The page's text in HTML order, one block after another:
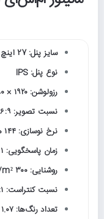
سایز پنل: 27 اینچ
نوع پنل: IPS
رزولوشن: ۱۹۲۰ × ۱۰۸۰ (Full HD)
نسبت تصویر: ۱۶:۹
نرخ نوسازی: ۱۴۴ هرتز
زمان پاسخگویی: ۱ میلی‌ثانیه (MPRT)
روشنایی: ۳۰۰ cd/m² (نیت)
نسبت کنتراست: ۱۵۰۰:۱
تعداد رنگ‌ها: ۱.۰۷ میلیارد رنگ (۱۰ بیت، ۸ بیت + FRC)